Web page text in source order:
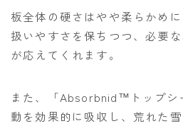
板全体の硬さはやや柔らかめに
扱いやすさを保ちつつ、必要
が応えてくれます。
また、「Absorbnid™トップシ
動を効果的に吸収し、荒れた